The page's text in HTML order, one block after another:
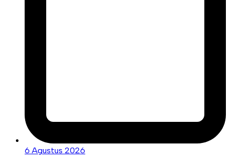
6 Agustus 2026